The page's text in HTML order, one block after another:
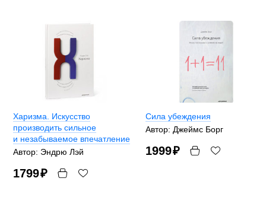
Харизма. Искусство
производить сильное
и незабываемое впечатление
Автор: Эндрю Лэй
1799₽
Сила убеждения
Автор: Джеймс Борг
1999₽